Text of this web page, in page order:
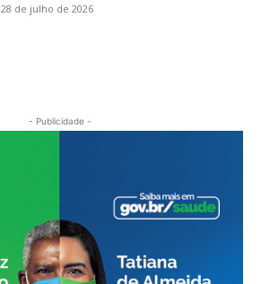
28 de julho de 2026
- Publicidade -